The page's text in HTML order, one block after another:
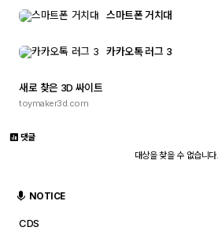
스마트폰 거치대
카카오톡 러그 3
새로 찾은 3D 싸이트
toymaker3d.com
댓글
대상을 찾을 수 없습니다.
NOTICE
CDS